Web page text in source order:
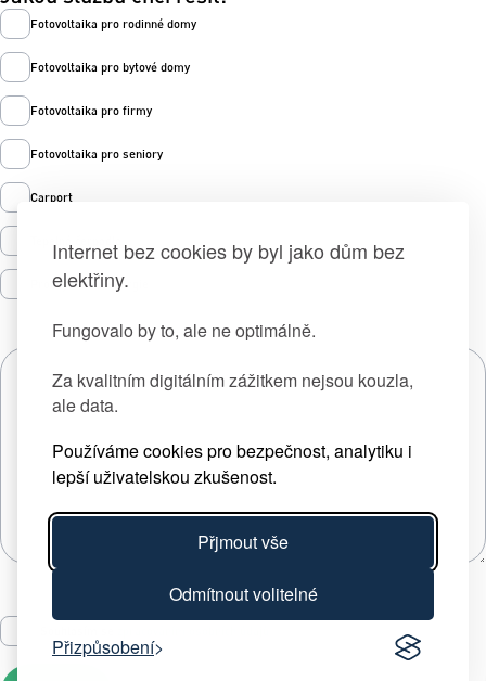
Internet bez cookies by byl jako dům bez
elektřiny.
Fungovalo by to, ale ne optimálně.
Za kvalitním digitálním zážitkem nejsou kouzla,
ale data.
Používáme cookies pro bezpečnost, analytiku i
lepší uživatelskou zkušenost.
Přjmout vše
Odmítnout volitelné
Přizpůsobení
Fotovoltaika pro rodinné domy
Fotovoltaika pro bytové domy
Fotovoltaika pro firmy
Fotovoltaika pro seniory
Carport
Prodej zelené energie